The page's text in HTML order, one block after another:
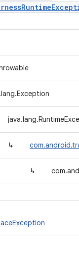
↳
↳